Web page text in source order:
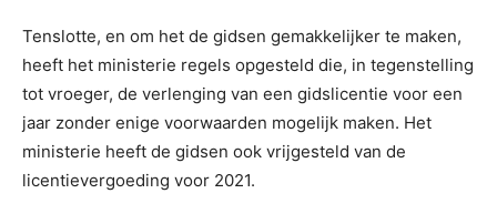
Tenslotte, en om het de gidsen gemakkelijker te maken,
heeft het ministerie regels opgesteld die, in tegenstelling
tot vroeger, de verlenging van een gidslicentie voor een
jaar zonder enige voorwaarden mogelijk maken. Het
ministerie heeft de gidsen ook vrijgesteld van de
licentievergoeding voor 2021.